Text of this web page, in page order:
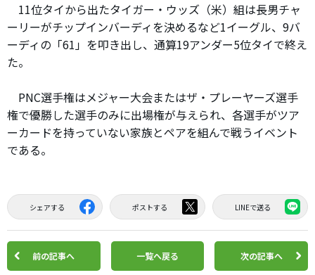
11位タイから出たタイガー・ウッズ（米）組は長男チャ
ーリーがチップインバーディを決めるなど1イーグル、9バ
ーディの「61」を叩き出し、通算19アンダー5位タイで終え
た。
PNC選手権はメジャー大会またはザ・プレーヤーズ選手
権で優勝した選手のみに出場権が与えられ、各選手がツア
ーカードを持っていない家族とペアを組んで戦うイベント
である。
シェアする ポストする LINEで送る
前の記事へ 一覧へ戻る 次の記事へ